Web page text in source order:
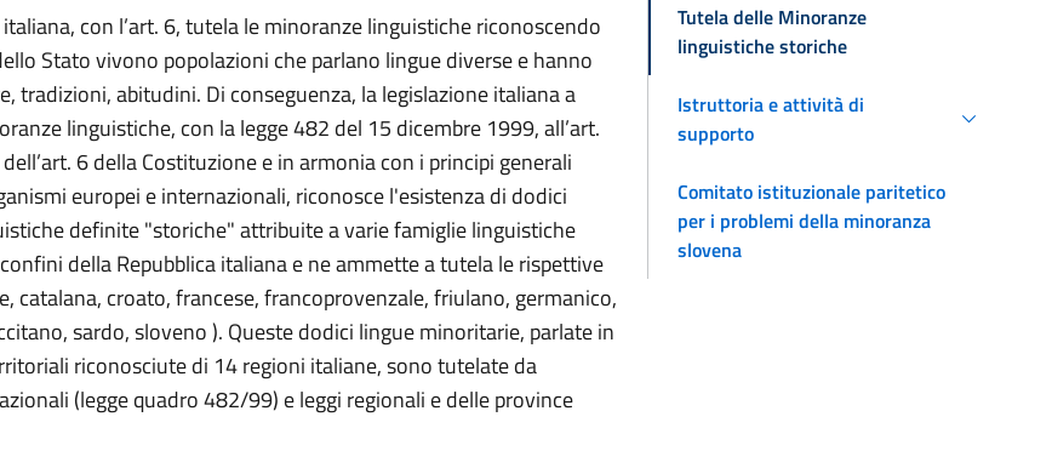
con l’art. 6, tutela le minoranze linguistiche riconoscendo
Stato vivono popolazioni che parlano lingue diverse e hanno
tradizioni, abitudini. Di conseguenza, la legislazione italiana a
linguistiche, con la legge 482 del 15 dicembre 1999, all’art.
6 della Costituzione e in armonia con i principi generali
europei e internazionali, riconosce l'esistenza di dodici
definite "storiche" attribuite a varie famiglie linguistiche
della Repubblica italiana e ne ammette a tutela le rispettive
catalana, croato, francese, francoprovenzale, friulano, germanico,
sardo, sloveno ). Queste dodici lingue minoritarie, parlate in
riconosciute di 14 regioni italiane, sono tutelate da
(legge quadro 482/99) e leggi regionali e delle province
Tutela delle Minoranze
linguistiche storiche
Istruttoria e attività di
supporto
Comitato istituzionale paritetico
per i problemi della minoranza
slovena